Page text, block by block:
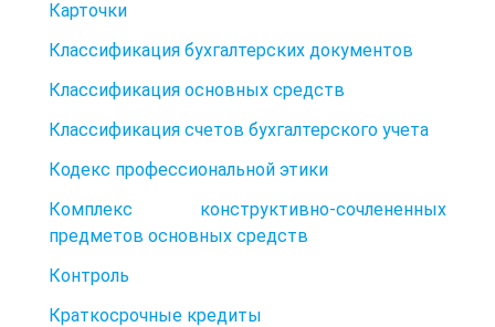
Карточки
Классификация бухгалтерских документов
Классификация основных средств
Классификация счетов бухгалтерского учета
Кодекс профессиональной этики
Комплекс конструктивно-сочлененных
предметов основных средств
Контроль
Краткосрочные кредиты